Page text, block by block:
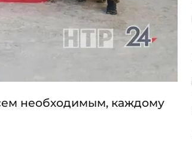
необходимым, каждому